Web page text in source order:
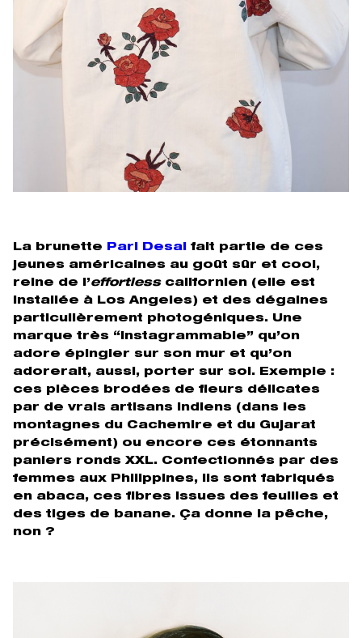
La brunette Pari Desai fait partie de ces
jeunes américaines au goût sûr et cool,
reine de l’effortlesscalifornien (elle est
installée à Los Angeles) et des dégaines
particulièrement photogéniques. Une
marque très “instagrammable” qu’on
adore épingler sur son mur et qu’on
adorerait, aussi, porter sur soi. Exemple :
ces pièces brodées de fleurs délicates
par de vrais artisans indiens (dans les
montagnes du Cachemire et du Gujarat
précisément) ou encore ces étonnants
paniers ronds XXL. Confectionnés par des
femmes aux Philippines, ils sont fabriqués
en abaca, ces fibres issues des feuilles et
des tiges de banane. Ça donne la pêche,
non ?